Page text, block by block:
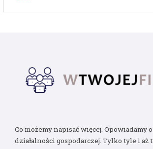
Co możemy napisać więcej. Opowiadamy
działalności gospodarczej. Tylko tyle i aż